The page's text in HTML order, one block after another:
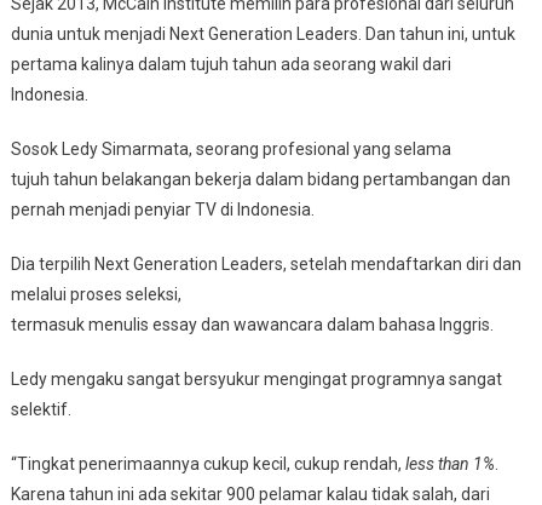
dunia untuk menjadi Next Generation Leaders. Dan tahun ini, untuk
pertama kalinya dalam tujuh tahun ada seorang wakil dari
Indonesia.
Sosok Ledy Simarmata, seorang profesional yang selama
tujuh tahun belakangan bekerja dalam bidang pertambangan dan
pernah menjadi penyiar TV di Indonesia.
Dia terpilih Next Generation Leaders, setelah mendaftarkan diri dan
melalui proses seleksi,
termasuk menulis essay dan wawancara dalam bahasa Inggris.
Ledy mengaku sangat bersyukur mengingat programnya sangat
selektif.
“Tingkat penerimaannya cukup kecil, cukup rendah, less than 1%
Karena tahun ini ada sekitar 900 pelamar kalau tidak salah, dari